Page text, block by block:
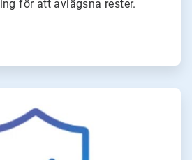
för att avlägsna rester.
4
för